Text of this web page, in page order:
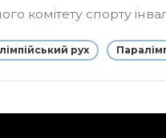
комітету спорту
рух